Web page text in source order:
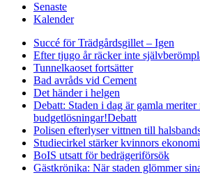
Senaste
Kalender
Succé för Trädgårdsgillet – Igen
Efter tjugo år räcker inte självberöm
Tunnelkaoset fortsätter
Bad avråds vid Cement
Det händer i helgen
Debatt: Staden i dag är gamla meriter
budgetlösningar!Debatt
Polisen efterlyser vittnen till
Studiecirkel stärker kvinnors
BoIS utsatt för bedrägeriförsök
Gästkrönika: När staden glömmer